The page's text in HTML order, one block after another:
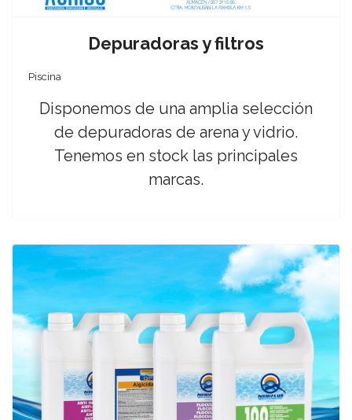
Depuradoras y filtros
Piscina
Disponemos de una amplia selección
de depuradoras de arena y vidrio.
Tenemos en stock las principales
marcas.